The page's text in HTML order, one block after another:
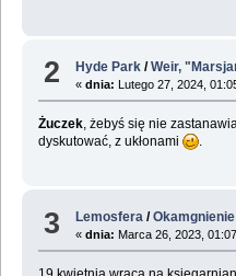
2 Hyde Park /Weir,
«dnia: Lutego 27, 2024,
Żuczek, żebyś się nie
dyskutować, z ukłonami
.
3 Lemosfera /Okamgnienie
«dnia: Marca 26, 2023,